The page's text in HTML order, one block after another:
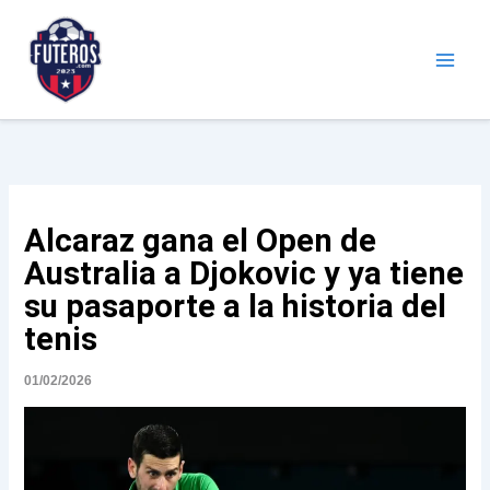
contenido
Alcaraz gana el Open de
Australia a Djokovic y ya tiene
su pasaporte a la historia del
tenis
01/02/2026